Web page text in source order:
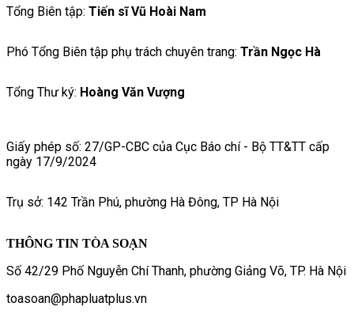
Tổng Biên tập: Tiến sĩ Vũ Hoài Nam
Phó Tổng Biên tập phụ trách chuyên trang: Trần Ngọc Hà
Tổng Thư ký: Hoàng Văn Vượng
Giấy phép số: 27/GP-CBC của Cục Báo chí - Bộ TT&TT cấp
ngày 17/9/2024
Trụ sở: 142 Trần Phú, phường Hà Đông, TP Hà Nội
THÔNG TIN TÒA SOẠN
Số 42/29 Phố Nguyễn Chí Thanh, phường Giảng Võ, TP. Hà Nội
toasoan@phapluatplus.vn